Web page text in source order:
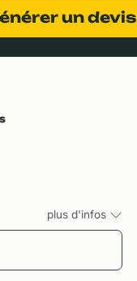
Générer un devis
plus d'infos